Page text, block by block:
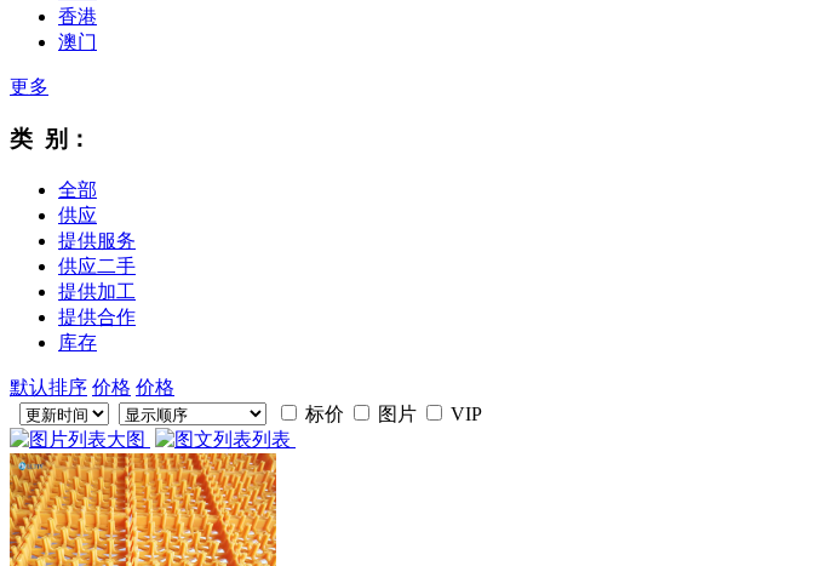
香港
澳门
更多
类 别：
全部
供应
提供服务
供应二手
提供加工
提供合作
库存
默认排序 价格 价格
标价
图片
VIP
大图
列表